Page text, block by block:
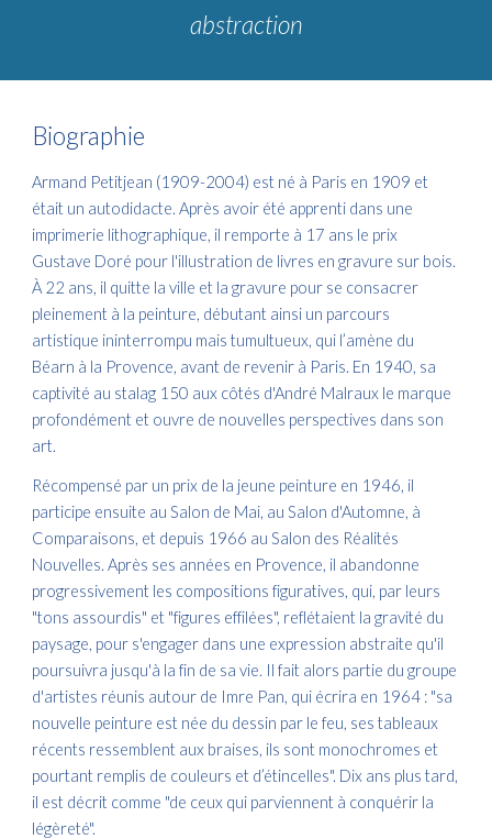
abstraction
Biographie
Armand Petitjean (1909-2004) est né à Paris en 1909 et
était un autodidacte. Après avoir été apprenti dans une
imprimerie lithographique, il remporte à 17 ans le prix
Gustave Doré pour l'illustration de livres en gravure sur bois.
À 22 ans, il quitte la ville et la gravure pour se consacrer
pleinement à la peinture, débutant ainsi un parcours
artistique ininterrompu mais tumultueux, qui l’amène du
Béarn à la Provence, avant de revenir à Paris. En 1940, sa
captivité au stalag 150 aux côtés d'André Malraux le marque
profondément et ouvre de nouvelles perspectives dans son
art.
Récompensé par un prix de la jeune peinture en 1946, il
participe ensuite au Salon de Mai, au Salon d'Automne, à
Comparaisons, et depuis 1966 au Salon des Réalités
Nouvelles. Après ses années en Provence, il abandonne
progressivement les compositions figuratives, qui, par leurs
"tons assourdis" et "figures effilées", reflétaient la gravité du
paysage, pour s'engager dans une expression abstraite qu'il
poursuivra jusqu'à la fin de sa vie. Il fait alors partie du groupe
d'artistes réunis autour de Imre Pan, qui écrira en 1964 : "sa
nouvelle peinture est née du dessin par le feu, ses tableaux
récents ressemblent aux braises, ils sont monochromes et
pourtant remplis de couleurs et d’étincelles". Dix ans plus tard,
il est décrit comme "de ceux qui parviennent à conquérir la
légèreté".